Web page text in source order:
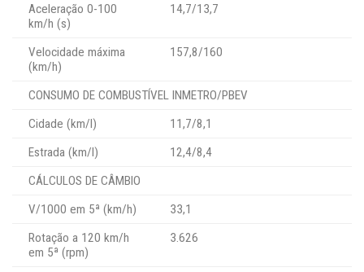
Aceleração 0-100
km/h (s)
14,7/13,7
Velocidade máxima
(km/h)
157,8/160
CONSUMO DE COMBUSTÍVEL INMETRO/PBEV
Cidade (km/l)
11,7/8,1
Estrada (km/l)
12,4/8,4
CÁLCULOS DE CÂMBIO
V/1000 em 5ª (km/h)
33,1
Rotação a 120 km/h
em 5ª (rpm)
3.626